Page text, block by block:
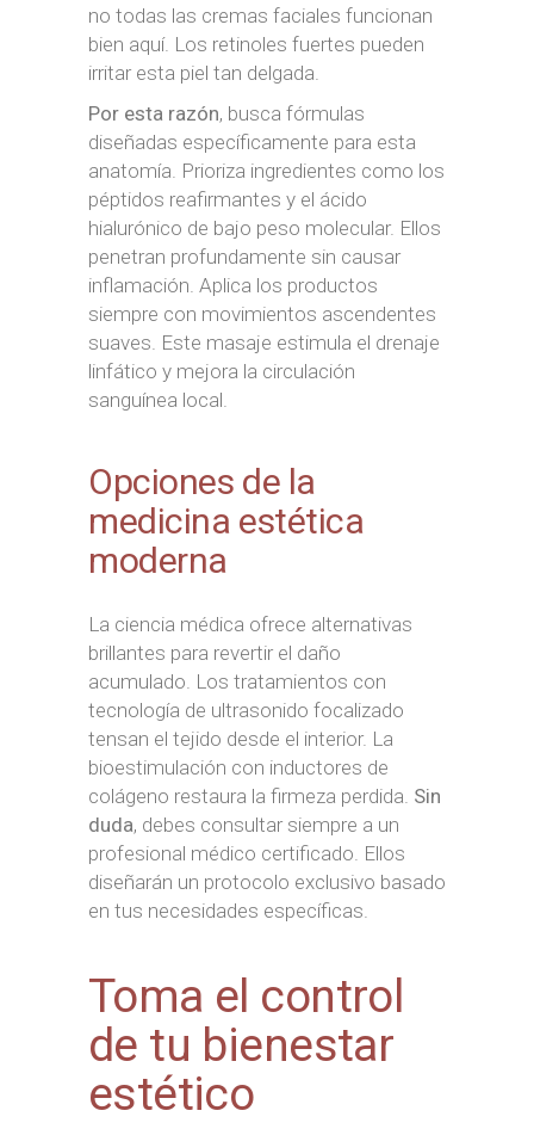
no todas las cremas faciales funcionan
bien aquí. Los retinoles fuertes pueden
irritar esta piel tan delgada.
Por esta razón, busca fórmulas
diseñadas específicamente para esta
anatomía. Prioriza ingredientes como los
péptidos reafirmantes y el ácido
hialurónico de bajo peso molecular. Ellos
penetran profundamente sin causar
inflamación. Aplica los productos
siempre con movimientos ascendentes
suaves. Este masaje estimula el drenaje
linfático y mejora la circulación
sanguínea local.
Opciones de la
medicina estética
moderna
La ciencia médica ofrece alternativas
brillantes para revertir el daño
acumulado. Los tratamientos con
tecnología de ultrasonido focalizado
tensan el tejido desde el interior. La
bioestimulación con inductores de
colágeno restaura la firmeza perdida. Sin
duda, debes consultar siempre a un
profesional médico certificado. Ellos
diseñarán un protocolo exclusivo basado
en tus necesidades específicas.
Toma el control
de tu bienestar
estético